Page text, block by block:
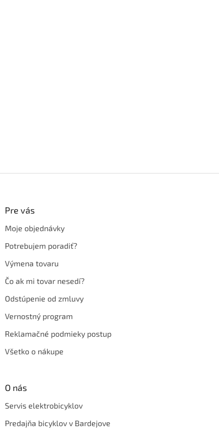
Pre vás
Moje objednávky
Potrebujem poradiť?
Výmena tovaru
Čo ak mi tovar nesedí?
Odstúpenie od zmluvy
Vernostný program
Reklamačné podmieky postup
Všetko o nákupe
O nás
Servis elektrobicyklov
Predajňa bicyklov v Bardejove